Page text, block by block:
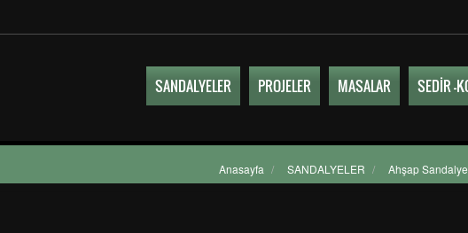
SANDALYELER PROJELER MASALAR SEDİR -
Ahşap Sandalye
SANDALYELER /
Anasayfa /